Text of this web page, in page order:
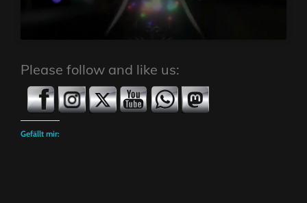
Please follow and like us:
Gefällt mir: